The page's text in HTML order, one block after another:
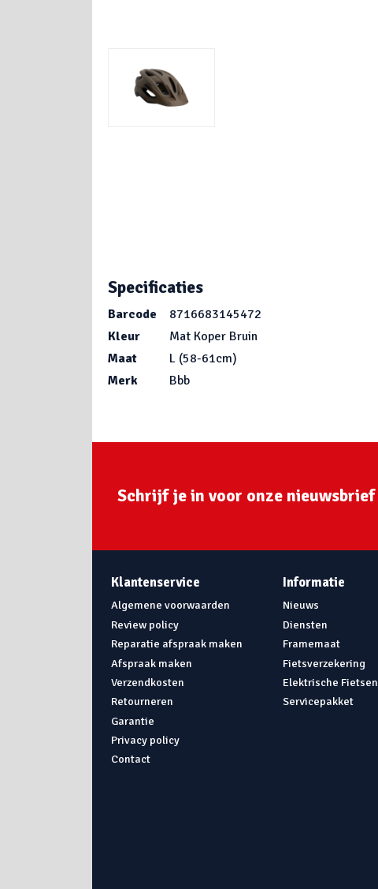
Specificaties
Barcode
8716683145472
Kleur
Mat Koper Bruin
Maat
L (58-61cm)
Merk
Bbb
Schrijf je in voor onze nieuwsbrief
Klantenservice
Algemene voorwaarden
Review policy
Reparatie afspraak maken
Afspraak maken
Verzendkosten
Retourneren
Garantie
Privacy policy
Contact
Informatie
Nieuws
Diensten
Framemaat
Fietsverzekering
Elektrische Fietsen
Servicepakket